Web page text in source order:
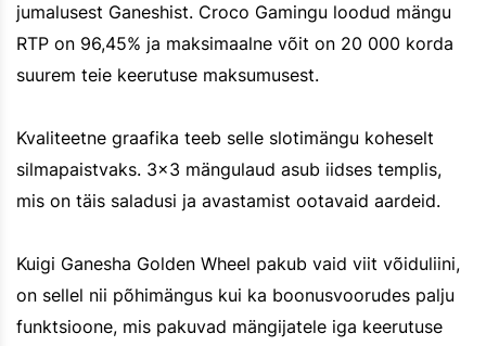
jumalusest Ganeshist. Croco Gamingu loodud mängu
RTP on 96,45% ja maksimaalne võit on 20 000 korda
suurem teie keerutuse maksumusest.
Kvaliteetne graafika teeb selle slotimängu koheselt
silmapaistvaks. 3x3 mängulaud asub iidses templis,
mis on täis saladusi ja avastamist ootavaid aardeid.
Kuigi Ganesha Golden Wheel pakub vaid viit võiduliini,
on sellel nii põhimängus kui ka boonusvoorudes palju
funktsioone, mis pakuvad mängijatele iga keerutuse